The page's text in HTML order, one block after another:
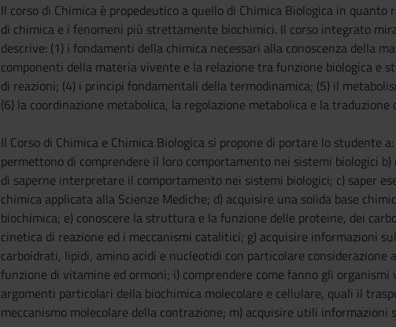
Il corso di Chimica è propedeutico a quello di Chimica Biologica in
di chimica e i fenomeni più strettamente biochimici. Il corso integrato
descrive: (1) i fondamenti della chimica necessari alla conoscenza della
componenti della materia vivente e la relazione tra funzione biologica e
di reazioni; (4) i principi fondamentali della termodinamica; (5) il
(6) la coordinazione metabolica, la regolazione metabolica e la traduzione
Il Corso di Chimica e Chimica Biologica si propone di portare lo
permettono di comprendere il loro comportamento nei sistemi biologici
di saperne interpretare il comportamento nei sistemi biologici; c) saper
chimica applicata alla Scienze Mediche; d) acquisire una solida base
biochimica; e) conoscere la struttura e la funzione delle proteine, dei
cinetica di reazione ed i meccanismi catalitici; g) acquisire informazioni
carboidrati, lipidi, amino acidi e nucleotidi con particolare
funzione di vitamine ed ormoni; i) comprendere come fanno gli
argomenti particolari della biochimica molecolare e cellulare, quali il
meccanismo molecolare della contrazione; m) acquisire utili